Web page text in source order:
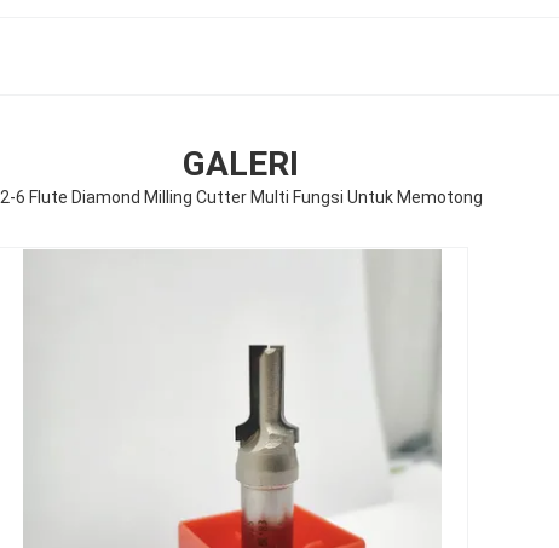
GALERI
2-6 Flute Diamond Milling Cutter Multi Fungsi Untuk Memotong